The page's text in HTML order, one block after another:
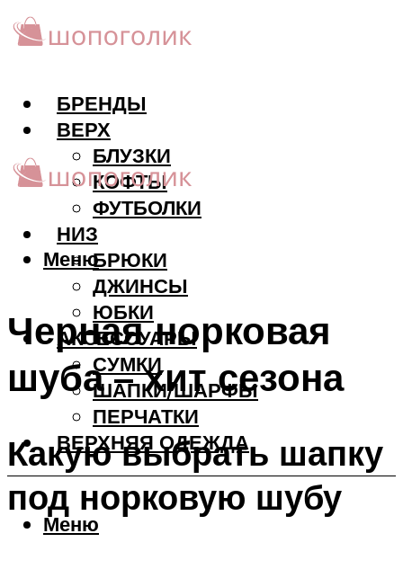
БРЕНДЫ
ВЕРХ
БЛУЗКИ
КОФТЫ
ФУТБОЛКИ
НИЗ
БРЮКИ
ДЖИНСЫ
ЮБКИ
АКCЕССУАРЫ
СУМКИ
ШАПКИ/ШАРФЫ
ПЕРЧАТКИ
ВЕРХНЯЯ ОДЕЖДА
Меню
Меню
Черная норковая
шуба – хит сезона
Какую выбрать шапку
под норковую шубу